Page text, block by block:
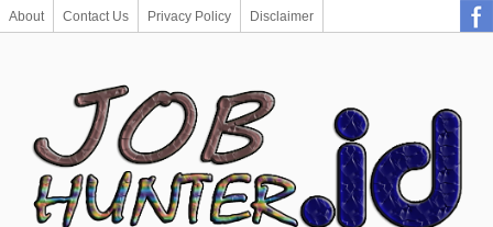
About Contact Us Privacy Policy Disclaimer